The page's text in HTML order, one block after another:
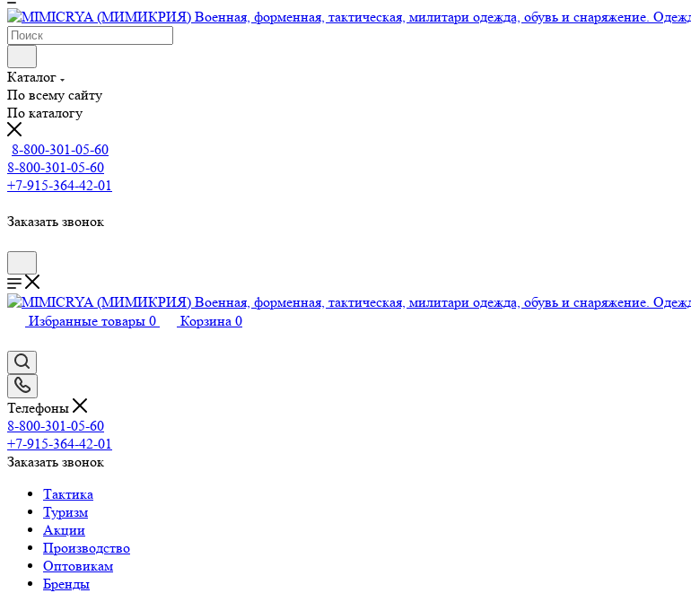
Каталог
По всему сайту
По каталогу
8-800-301-05-60
8-800-301-05-60
+7-915-364-42-01
Заказать звонок
Избранные товары 0 Корзина 0
Телефоны
8-800-301-05-60
+7-915-364-42-01
Заказать звонок
Тактика
Туризм
Акции
Производство
Оптовикам
Бренды